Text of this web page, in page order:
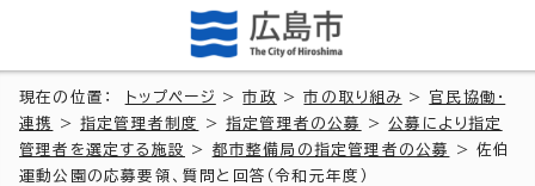
現在の位置： トップページ >市政 >市の取り組み > 官民協働・
連携
>指定管理者制度 >指定管理者の公募 >公募により指定
管理者を選定する施設
> 都市整備局の指定管理者の公募
> 佐伯
運動公園の応募要領、質問と回答（令和元年度）